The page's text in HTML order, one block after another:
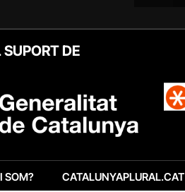
DE
SOM? CATALUNYAPLURAL.CAT